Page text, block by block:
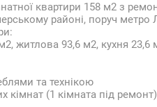
квартири 158 м2 з
районі, поруч метро
житлова 93,6 м2, кухня 23,6
та технікою
кімнат (1 кімната під